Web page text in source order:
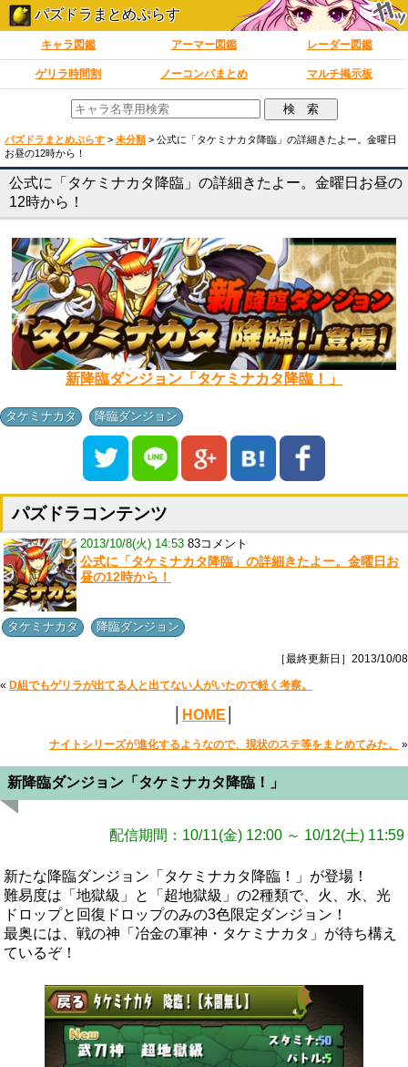
パズドラまとめぷらす
キャラ図鑑 アーマー図鑑 レーダー図鑑
ゲリラ時間割 ノーコンパまとめ マルチ掲示板
パズドラまとめぷらす > 未分類 > 公式に「タケミナカタ降臨」の詳細きたよー。金曜日
お昼の12時から！
公式に「タケミナカタ降臨」の詳細きたよー。金曜日お昼の
12時から！
新降臨ダンジョン「タケミナカタ降臨！」
タケミナカタ 降臨ダンジョン
パズドラコンテンツ
2013/10/8(火) 14:53 83コメント
公式に「タケミナカタ降臨」の詳細きたよー。金曜日お
昼の12時から！
タケミナカタ 降臨ダンジョン
［最終更新日］2013/10/08
« D組でもゲリラが出てる人と出てない人がいたので軽く考察。
HOME
ナイトシリーズが進化するようなので、現状のステ等をまとめてみた。 »
新降臨ダンジョン「タケミナカタ降臨！」
配信期間：10/11(金) 12:00 ～ 10/12(土) 11:59
新たな降臨ダンジョン「タケミナカタ降臨！」が登場！
難易度は「地獄級」と「超地獄級」の2種類で、火、水、光
ドロップと回復ドロップのみの3色限定ダンジョン！
最奥には、戦の神「冶金の軍神・タケミナカタ」が待ち構え
ているぞ！